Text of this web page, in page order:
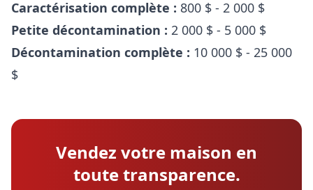
Caractérisation complète : 800 $ - 2 000 $
Petite décontamination : 2 000 $ - 5 000 $
Décontamination complète : 10 000 $ - 25 000
$
Vendez votre maison en
toute transparence.